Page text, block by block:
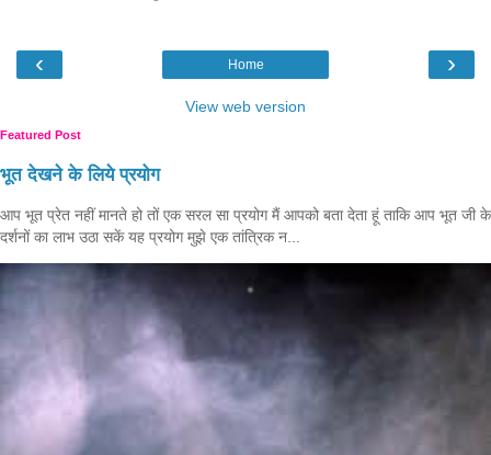
‹ ›
Home
View web version
Featured Post
भूत देखने के लिये प्रयोग
आप भूत प्रेत नहीं मानते हो तों एक सरल सा प्रयोग मैं आपको बता देता हूं ताकि आप भूत जी के
दर्शनों का लाभ उठा सकें यह प्रयोग मुझे एक तांत्रिक न...